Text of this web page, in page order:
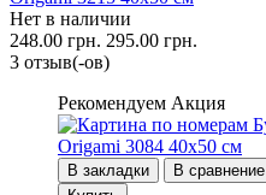
Нет в наличии
248.00 грн. 295.00 грн.
3 отзыв(-ов)
Рекомендуем Акция
В закладки
В сравнение